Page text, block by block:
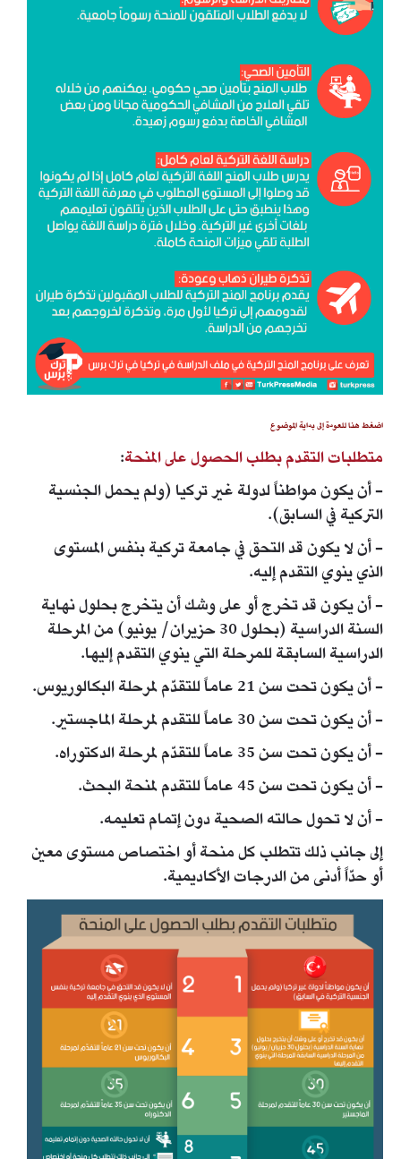
اضغط هنا للعودة إلى بداية الموضوع
متطلبات التقدم بطلب الحصول على المنحة:
- أن يكون مواطناً لدولة غير تركيا (ولم يحمل الجنسية
التركية في السابق).
- أن لا يكون قد التحق في جامعة تركية بنفس المستوى
الذي ينوي التقدم إليه.
- أن يكون قد تخرج أو على وشك أن يتخرج بحلول نهاية
السنة الدراسية (بحلول 30 حزيران/ يونيو) من المرحلة
الدراسية السابقة للمرحلة التي ينوي التقدم إليها.
- أن يكون تحت سن 21 عاماً للتقدّم لمرحلة البكالوريوس.
- أن يكون تحت سن 30 عاماً للتقدم لمرحلة الماجستير.
- أن يكون تحت سن 35 عاماً للتقدّم لمرحلة الدكتوراه.
- أن يكون تحت سن 45 عاماً للتقدم لمنحة البحث.
- أن لا تحول حالته الصحية دون إتمام تعليمه.
إلى جانب ذلك تتطلب كل منحة أو اختصاص مستوى معين
أو حدّاً أدنى من الدرجات الأكاديمية.